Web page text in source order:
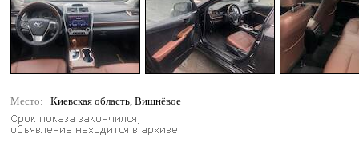
Место: Киевская область, Вишнёвое